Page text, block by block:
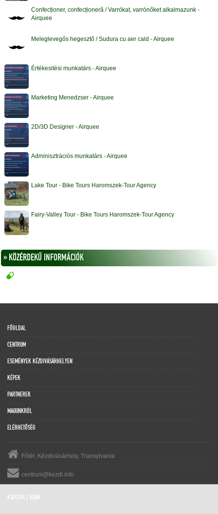
Confecționer, confecționeră / Varrókat, varrónőket alkalmazunk -
Airquee
Meleglevegős hegesztő / Sudura cu aer cald - Airquee
Értékesitési munkatárs - Airquee
Marketing Menedzser - Airquee
2D/3D Designer - Airquee
Adminisztrációs munkatárs - Airquee
Lake Tour - Bike Tours Haromszek-Tour Agency
Fairy-Valley Tour - Bike Tours Haromszek-Tour Agency
» KÖZÉRDEKŰ INFORMÁCIÓK
FŐOLDAL
CENTRUM
ESEMÉNYEK KÉZDIVÁSÁRHELYEN
KÉPEK
PARTNEREK
MAGUNKRÓL
ELÉRHETŐSÉG
Főtér, Kézdivásárhely, Transylvania
centrum@kezdi.info
KAPCSOLJ RÁNK